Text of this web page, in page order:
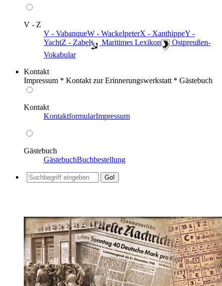
V - Z
V - VabanqueW - WackelpeterX - XanthippeY -
YachtZ - Zabel ️ Maritimes Lexikon
️ Ostpreußen-
Vokabular
Kontakt
Impressum * Kontakt zur Erinnerungswerkstatt * Gästebuch
Kontakt
KontaktformularImpressum
Gästebuch
GästebuchBuchbestellung